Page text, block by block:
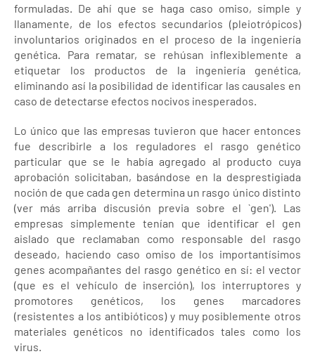
formuladas. De ahí que se haga caso omiso, simple y
llanamente, de los efectos secundarios (pleiotrópicos)
involuntarios originados en el proceso de la ingeniería
genética. Para rematar, se rehúsan inflexiblemente a
etiquetar los productos de la ingeniería genética,
eliminando así la posibilidad de identificar las causales en
caso de detectarse efectos nocivos inesperados.
Lo único que las empresas tuvieron que hacer entonces
fue describirle a los reguladores el rasgo genético
particular que se le había agregado al producto cuya
aprobación solicitaban, basándose en la desprestigiada
noción de que cada gen determina un rasgo único distinto
(ver más arriba discusión previa sobre el `gen'). Las
empresas simplemente tenían que identificar el gen
aislado que reclamaban como responsable del rasgo
deseado, haciendo caso omiso de los importantísimos
genes acompañantes del rasgo genético en sí: el vector
(que es el vehículo de inserción), los interruptores y
promotores genéticos, los genes marcadores
(resistentes a los antibióticos) y muy posiblemente otros
materiales genéticos no identificados tales como los
virus.